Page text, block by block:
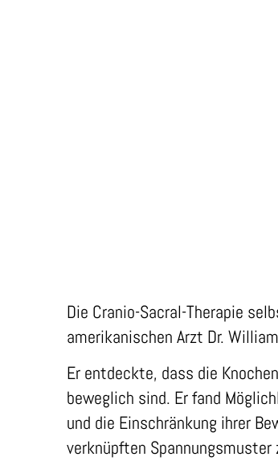
Die Cranio-Sacral-Therapie
amerikanischen Arzt Dr.
Er entdeckte, dass die
beweglich sind. Er fand
und die Einschränkung ihrer
verknüpften Spannungsmuster